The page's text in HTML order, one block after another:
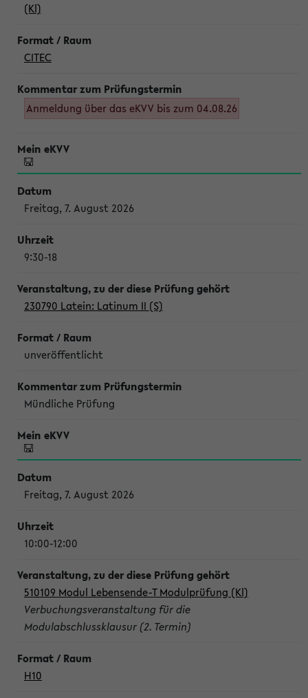
(Kl)
CITEC
Anmeldung über das eKVV bis zum 04.08.26
Freitag, 7. August 2026
9:30-18
230790 Latein: Latinum II (S)
unveröffentlicht
Mündliche Prüfung
Freitag, 7. August 2026
10:00-12:00
510109 Modul Lebensende-T Modulprüfung (Kl)
Verbuchungsveranstaltung für die
Modulabschlussklausur (2. Termin)
H10